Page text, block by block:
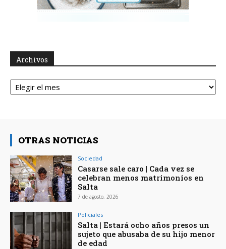
Archivos
Archivos
OTRAS NOTICIAS
Sociedad
Casarse sale caro | Cada vez se
celebran menos matrimonios en
Salta
7 de agosto, 2026
Policiales
Salta | Estará ocho años presos un
sujeto que abusaba de su hijo menor
de edad